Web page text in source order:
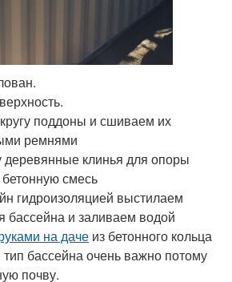
поддоны и сшиваем их
ремнями
деревянные клинья для опоры
смесь
гидроизоляцией выстилаем
бассейна и заливаем водой
на даче из бетонного кольца
бассейна очень важно потому
почву.